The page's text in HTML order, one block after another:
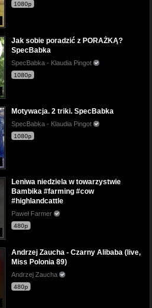
1080p
Jak sobie poradzić z PORAŻKĄ?
SpecBabka
SpecBabka - Klaudia Pingot
1080p
Motywacja. 2 triki. SpecBabka
SpecBabka - Klaudia Pingot
1080p
Leniwa niedziela w towarzystwie
Bambika #farming #cow
#highlandcattle
Paweł Farmer
480p
Andrzej Zaucha - Czarny Alibaba (live,
Miss Polonia 89)
Andrzej Zaucha
480p